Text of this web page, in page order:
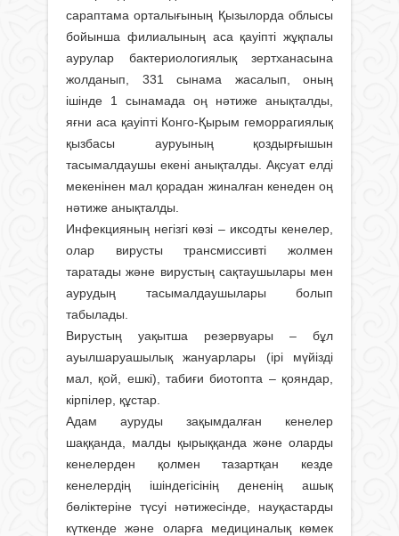
сараптама орталығының Қызылорда облысы
бойынша филиалының аса қауіпті жұқпалы
аурулар бактериологиялық зертханасына
жолданып, 331 сынама жасалып, оның
ішінде 1 сынамада оң нәтиже анықталды,
яғни аса қауіпті Конго-Қырым геморрагиялық
қызбасы ауруының қоздырғышын
тасымалдаушы екені анықталды. Ақсуат елді
мекенінен мал қорадан жиналған кенеден оң
нәтиже анықталды.
Инфекцияның негізгі көзі – иксодты кенелер,
олар вирусты трансмиссивті жолмен
таратады және вирустың сақтаушылары мен
аурудың тасымалдаушылары болып
табылады.
Вирустың уақытша резервуары – бұл
ауылшаруашылық жануарлары (ірі мүйізді
мал, қой, ешкі), табиғи биотопта – қояндар,
кірпілер, құстар.
Адам ауруды зақымдалған кенелер
шаққанда, малды қырыққанда және оларды
кенелерден қолмен тазартқан кезде
кенелердің ішіндегісінің дененің ашық
бөліктеріне түсуі нәтижесінде, науқастарды
күткенде және оларға медициналық көмек